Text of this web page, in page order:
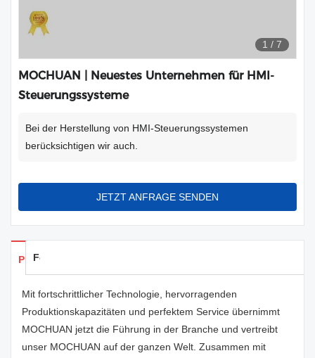
1 / 7
MOCHUAN | Neuestes Unternehmen für HMI-
Steuerungssysteme
Bei der Herstellung von HMI-Steuerungssystemen
berücksichtigen wir auch.
JETZT ANFRAGE SENDEN
Produkte Details
Feedback
Mit fortschrittlicher Technologie, hervorragenden
Produktionskapazitäten und perfektem Service übernimmt
MOCHUAN jetzt die Führung in der Branche und vertreibt
unser MOCHUAN auf der ganzen Welt. Zusammen mit